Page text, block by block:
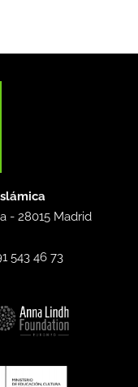
-28015 Madrid
543 46 73